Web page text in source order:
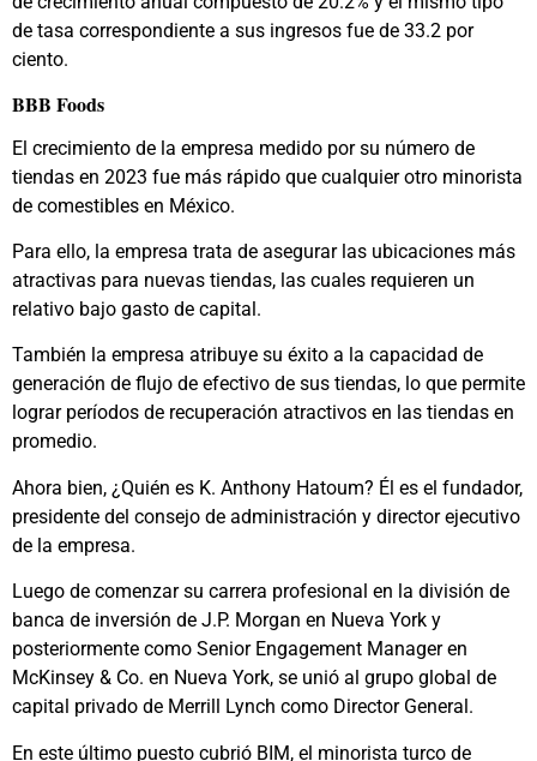
de tasa correspondiente a sus ingresos fue de 33.2 por
ciento.
BBB Foods
El crecimiento de la empresa medido por su número de
tiendas en 2023 fue más rápido que cualquier otro minorista
de comestibles en México.
Para ello, la empresa trata de asegurar las ubicaciones más
atractivas para nuevas tiendas, las cuales requieren un
relativo bajo gasto de capital.
También la empresa atribuye su éxito a la capacidad de
generación de flujo de efectivo de sus tiendas, lo que permite
lograr períodos de recuperación atractivos en las tiendas en
promedio.
Ahora bien, ¿Quién es K. Anthony Hatoum? Él es el fundador,
presidente del consejo de administración y director ejecutivo
de la empresa.
Luego de comenzar su carrera profesional en la división de
banca de inversión de J.P. Morgan en Nueva York y
posteriormente como Senior Engagement Manager en
McKinsey & Co. en Nueva York, se unió al grupo global de
capital privado de Merrill Lynch como Director General.
En este último puesto cubrió BIM, el minorista turco de